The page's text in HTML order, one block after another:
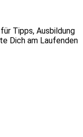
Tipps, Ausbildung
Dich am Laufenden